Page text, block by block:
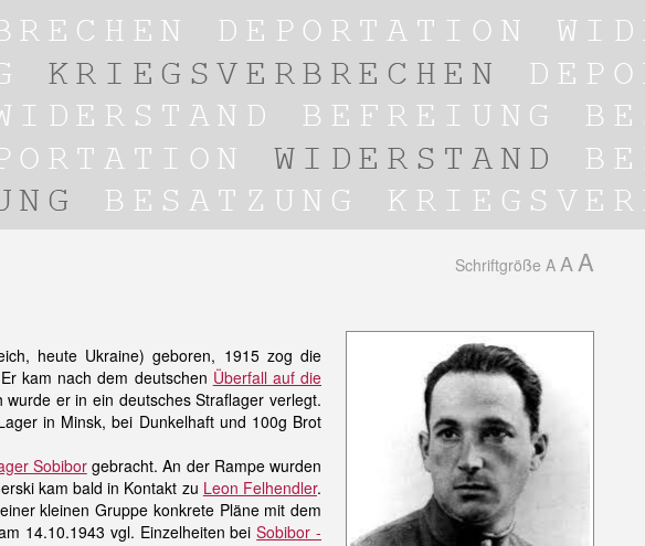
Schriftgröße A A A
heute Ukraine) geboren, 1915 zog die
kam nach dem deutschen Überfall auf die
er in ein deutsches Straflager verlegt.
in Minsk, bei Dunkelhaft und 100g Brot
Sobiborgebracht. An der Rampe wurden
kam bald in Kontakt zu Leon Felhendler.
kleinen Gruppe konkrete Pläne mit dem
14.10.1943 vgl. Einzelheiten beiSobibor -